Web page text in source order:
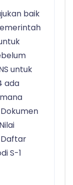
baik
untuk
ada
Daftar
S-1